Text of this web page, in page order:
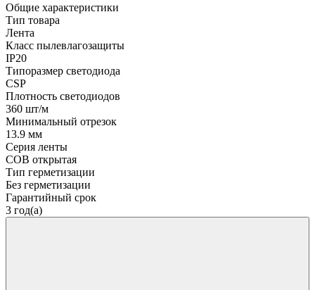
Общие характеристики
Тип товара
Лента
Класс пылевлагозащиты
IP20
Типоразмер светодиода
CSP
Плотность светодиодов
360 шт/м
Минимальный отрезок
13.9 мм
Серия ленты
COB открытая
Тип герметизации
Без герметизации
Гарантийный срок
3 год(а)